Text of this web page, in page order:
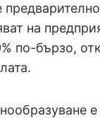
на
по-бързо,
е